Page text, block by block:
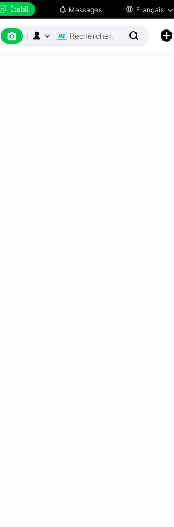
Établi  Messages  Français 
    